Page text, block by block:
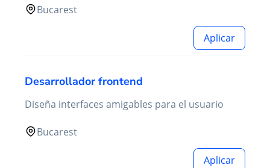
Bucarest
Aplicar
Desarrollador frontend
Diseña interfaces amigables para el usuario
Bucarest
Aplicar